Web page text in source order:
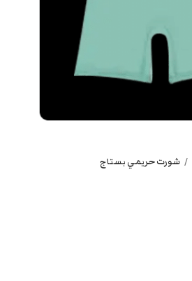
شورت حريمي بستاج